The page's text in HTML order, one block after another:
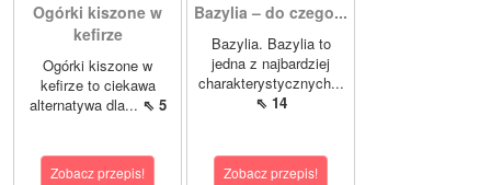
Ogórki kiszone w
kefirze
Ogórki kiszone w
kefirze to ciekawa
alternatywa dla... ⇖ 5
Zobacz przepis!
Bazylia – do czego...
Bazylia. Bazylia to
jedna z najbardziej
charakterystycznych...
⇖ 14
Zobacz przepis!